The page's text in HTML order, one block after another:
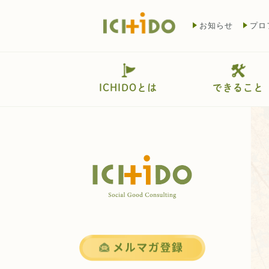
お知らせ プ
ICHIDOとは できること